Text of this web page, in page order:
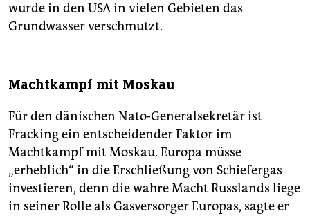
wurde in den USA in vielen Gebieten das
Grundwasser verschmutzt.
Machtkampf mit Moskau
Für den dänischen Nato-Generalsekretär ist
Fracking ein entscheidender Faktor im
Machtkampf mit Moskau. Europa müsse
„erheblich“ in die Erschließung von Schiefergas
investieren, denn die wahre Macht Russlands liege
in seiner Rolle als Gasversorger Europas, sagte er